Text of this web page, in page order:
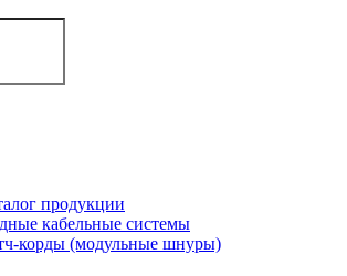
продукции
кабельные системы
корды (модульные шнуры)